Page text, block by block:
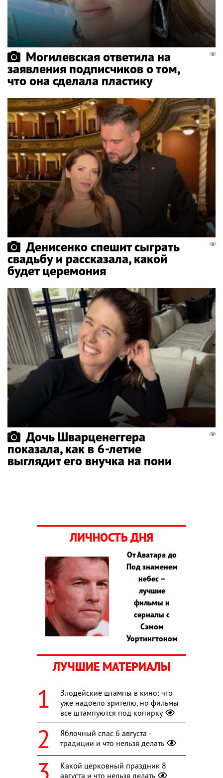
Могилевская ответила на
заявления подписчиков о том,
что она сделала пластику
Денисенко спешит сыграть
свадьбу и рассказала, какой
будет церемония
Дочь Шварценеггера
показала, как в 6-летие
выглядит его внучка на пони
ЛИЧНОСТЬ ДНЯ
От Аватара до
Под знаменем
небес –
лучшие
фильмы и
сериалы с
Сэмом
Уортингтоном
ЛУЧШИЕ МАТЕРИАЛЫ
Злодейские штампы в кино: что
уже надоело зрителю, но фильмы
все штампуются под копирку
Яблочный спас 6 августа -
традиции и что нельзя делать
Какой церковный праздник 8
августа и что нельзя делать